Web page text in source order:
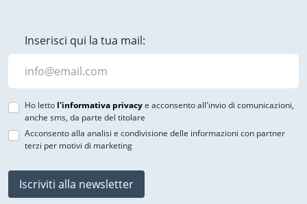
Inserisci qui la tua mail:
Ho letto l'informativa privacye acconsento all'invio di comunicazioni,
anche sms, da parte del titolare
Acconsento alla analisi e condivisione delle informazioni con partner
terzi per motivi di marketing
Iscriviti alla newsletter